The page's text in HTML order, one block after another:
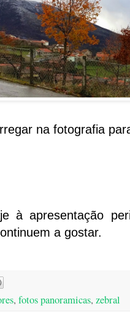
na fotografia
à apresentação
a gostar.
, fotos panoramicas, zebral